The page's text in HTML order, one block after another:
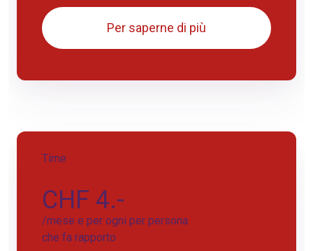
Per saperne di più
Time
CHF 4.-
/mese e per ogni per persona
che fa rapporto